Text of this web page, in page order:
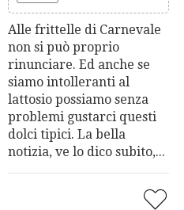
Alle frittelle di Carnevale
non si può proprio
rinunciare. Ed anche se
siamo intolleranti al
lattosio possiamo senza
problemi gustarci questi
dolci tipici. La bella
notizia, ve lo dico subito,...